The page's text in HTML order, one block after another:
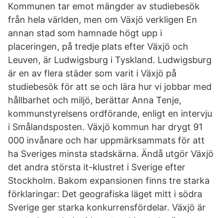
Kommunen tar emot mängder av studiebesök
från hela världen, men om Växjö verkligen En
annan stad som hamnade högt upp i
placeringen, på tredje plats efter Växjö och
Leuven, är Ludwigsburg i Tyskland. Ludwigsburg
är en av flera städer som varit i Växjö på
studiebesök för att se och lära hur vi jobbar med
hållbarhet och miljö, berättar Anna Tenje,
kommunstyrelsens ordförande, enligt en intervju
i Smålandsposten. Växjö kommun har drygt 91
000 invånare och har uppmärksammats för att
ha Sveriges minsta stadskärna. Ändå utgör Växjö
det andra största it-klustret i Sverige efter
Stockholm. Bakom expansionen finns tre starka
förklaringar: Det geografiska läget mitt i södra
Sverige ger starka konkurrensfördelar. Växjö är